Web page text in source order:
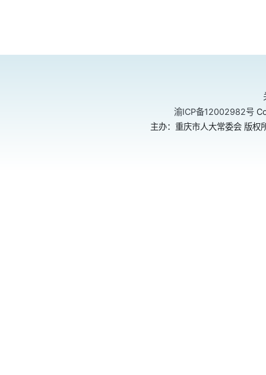
渝ICP备12002982号
主办：重庆市人大常委会 版